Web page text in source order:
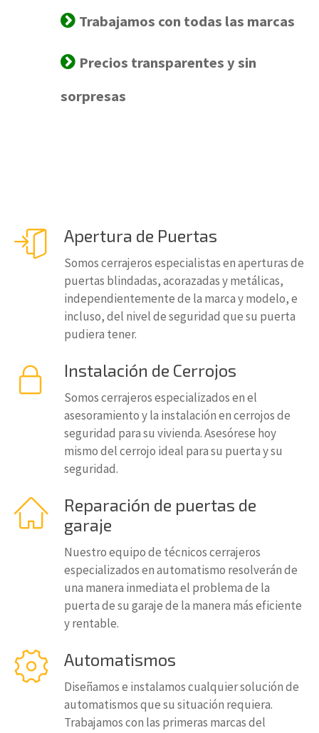
Trabajamos con todas las marcas
Precios transparentes y sin
sorpresas
Apertura de Puertas
Somos cerrajeros especialistas en aperturas de
puertas blindadas, acorazadas y metálicas,
independientemente de la marca y modelo, e
incluso, del nivel de seguridad que su puerta
pudiera tener.
Instalación de Cerrojos
Somos cerrajeros especializados en el
asesoramiento y la instalación en cerrojos de
seguridad para su vivienda. Asesórese hoy
mismo del cerrojo ideal para su puerta y su
seguridad.
Reparación de puertas de
garaje
Nuestro equipo de técnicos cerrajeros
especializados en automatismo resolverán de
una manera inmediata el problema de la
puerta de su garaje de la manera más eficiente
y rentable.
Automatismos
Diseñamos e instalamos cualquier solución de
automatismos que su situación requiera.
Trabajamos con las primeras marcas del